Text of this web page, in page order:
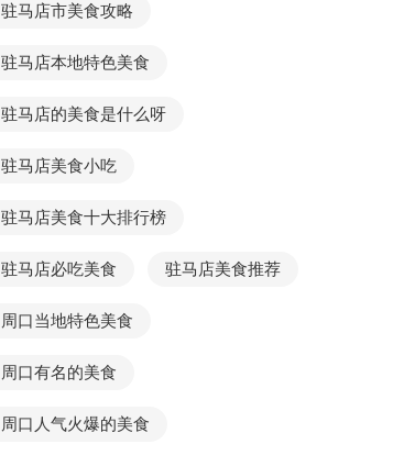
驻马店市美食攻略
驻马店本地特色美食
驻马店的美食是什么呀
驻马店美食小吃
驻马店美食十大排行榜
驻马店必吃美食 驻马店美食推荐
周口当地特色美食
周口有名的美食
周口人气火爆的美食